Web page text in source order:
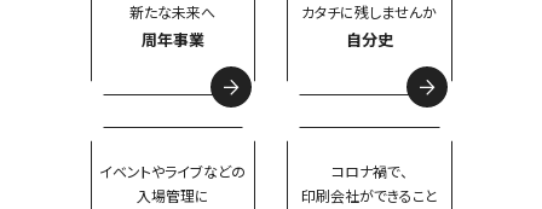
新たな未来へ
周年事業
カタチに残しませんか
自分史
イベントやライブなどの
入場管理に
コロナ禍で、
印刷会社ができること